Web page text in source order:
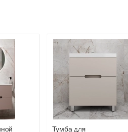
до подъезда
Тумба для